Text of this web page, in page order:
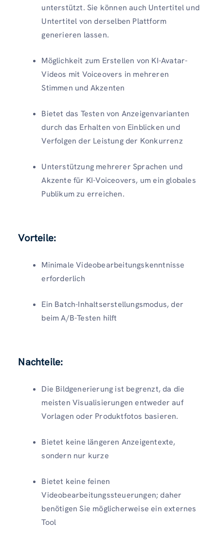
unterstützt. Sie können auch Untertitel und
Untertitel von derselben Plattform
generieren lassen.
Möglichkeit zum Erstellen von KI-Avatar-
Videos mit Voiceovers in mehreren
Stimmen und Akzenten
Bietet das Testen von Anzeigenvarianten
durch das Erhalten von Einblicken und
Verfolgen der Leistung der Konkurrenz
Unterstützung mehrerer Sprachen und
Akzente für KI-Voiceovers, um ein globales
Publikum zu erreichen.
Vorteile:
Minimale Videobearbeitungskenntnisse
erforderlich
Ein Batch-Inhaltserstellungsmodus, der
beim A/B-Testen hilft
Nachteile:
Die Bildgenerierung ist begrenzt, da die
meisten Visualisierungen entweder auf
Vorlagen oder Produktfotos basieren.
Bietet keine längeren Anzeigentexte,
sondern nur kurze
Bietet keine feinen
Videobearbeitungssteuerungen; daher
benötigen Sie möglicherweise ein externes
Tool